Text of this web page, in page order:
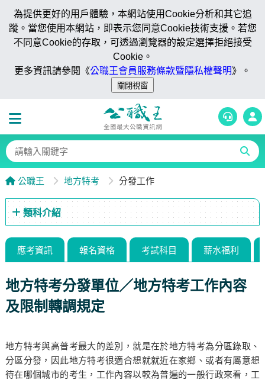
為提供更好的用戶體驗，本網站使用Cookie分析和其它追
蹤。當您使用本網站，即表示您同意Cookie技術支援。若您
不同意Cookie的存取，可透過瀏覽器的設定選擇拒絕接受
Cookie。
更多資訊請參閱《公職王會員服務條款暨隱私權聲明》。
公職王 地方特考 分發工作
類科介紹
應考資訊 報名資格 考試科目 薪水福利
地方特考分發單位／地方特考工作內容
及限制轉調規定
地方特考與高普考最大的差別，就是在於地方特考為分區錄取、
分區分發，因此地方特考很適合想就就近在家鄉、或者有屬意想
待在哪個城市的考生，工作內容以較為普遍的一般行政來看，工